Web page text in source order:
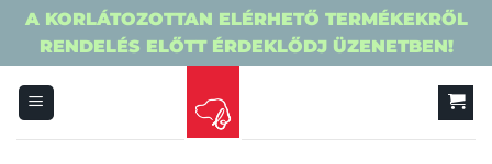
A KORLÁTOZOTTAN ELÉRHETŐ TERMÉKEKRŐL
RENDELÉS ELŐTT ÉRDEKLŐDJ ÜZENETBEN!